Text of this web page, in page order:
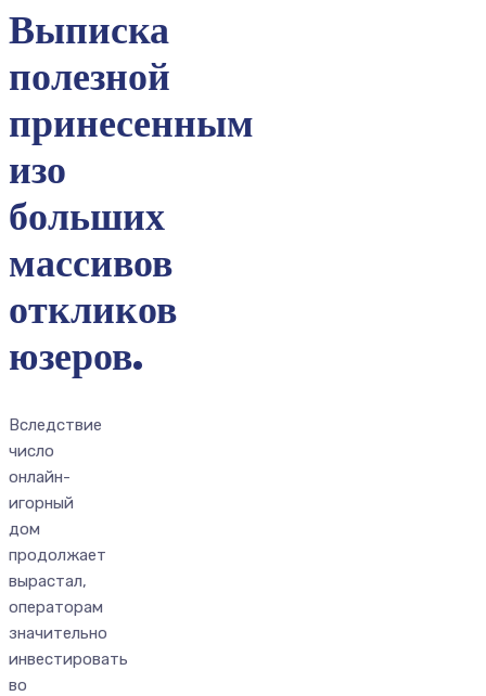
Выписка
полезной
принесенным
изо
больших
массивов
откликов
юзеров.
Вследствие
число
онлайн-
игорный
дом
продолжает
вырастал,
операторам
значительно
инвестировать
во